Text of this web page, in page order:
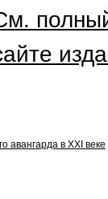
авангарда в XXI веке